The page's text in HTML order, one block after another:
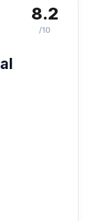
8.2
/10